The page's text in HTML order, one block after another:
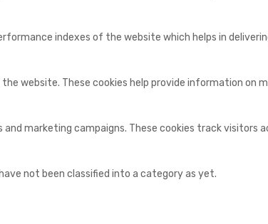
indexes of the website which helps in
website. These cookies help provide information on
marketing campaigns. These cookies track
not been classified into a category as yet.